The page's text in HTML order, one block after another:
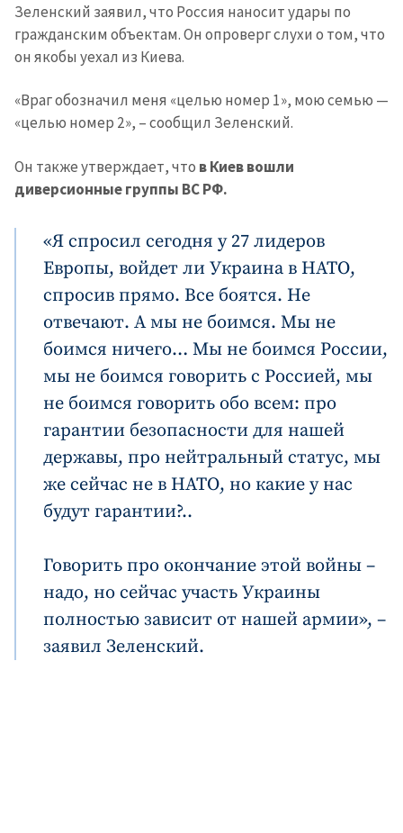
Зеленский заявил, что Россия наносит удары по
гражданским объектам. Он опроверг слухи о том, что
он якобы уехал из Киева.
«Враг обозначил меня «целью номер 1», мою семью —
«целью номер 2», – сообщил Зеленский.
Он также утверждает, что в Киев вошли
диверсионные группы ВС РФ.
«Я спросил сегодня у 27 лидеров
Европы, войдет ли Украина в НАТО,
спросив прямо. Все боятся. Не
отвечают. А мы не боимся. Мы не
боимся ничего… Мы не боимся России,
мы не боимся говорить с Россией, мы
не боимся говорить обо всем: про
гарантии безопасности для нашей
державы, про нейтральный статус, мы
же сейчас не в НАТО, но какие у нас
будут гарантии?..
Говорить про окончание этой войны –
надо, но сейчас участь Украины
полностью зависит от нашей армии», –
заявил Зеленский.